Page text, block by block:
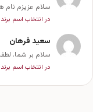
سلام عزیزم نام
در انتخاب اسم
سعید فرهان
سلام بر شما.
در انتخاب اسم